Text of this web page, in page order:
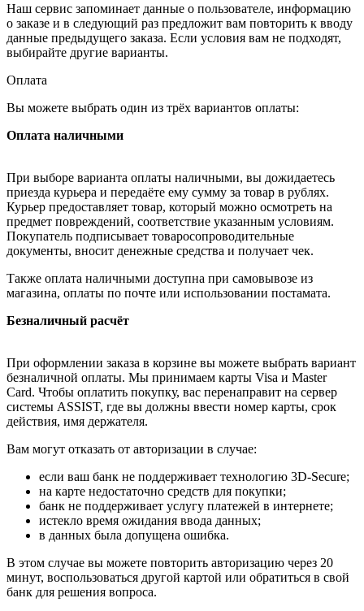
Наш сервис запоминает данные о пользователе, информацию
о заказе и в следующий раз предложит вам повторить к вводу
данные предыдущего заказа. Если условия вам не подходят,
выбирайте другие варианты.
Оплата
Вы можете выбрать один из трёх вариантов оплаты:
Оплата наличными
При выборе варианта оплаты наличными, вы дожидаетесь
приезда курьера и передаёте ему сумму за товар в рублях.
Курьер предоставляет товар, который можно осмотреть на
предмет повреждений, соответствие указанным условиям.
Покупатель подписывает товаросопроводительные
документы, вносит денежные средства и получает чек.
Также оплата наличными доступна при самовывозе из
магазина, оплаты по почте или использовании постамата.
Безналичный расчёт
При оформлении заказа в корзине вы можете выбрать вариант
безналичной оплаты. Мы принимаем карты Visa и Master
Card. Чтобы оплатить покупку, вас перенаправит на сервер
системы ASSIST, где вы должны ввести номер карты, срок
действия, имя держателя.
Вам могут отказать от авторизации в случае:
если ваш банк не поддерживает технологию 3D-Secure;
на карте недостаточно средств для покупки;
банк не поддерживает услугу платежей в интернете;
истекло время ожидания ввода данных;
в данных была допущена ошибка.
В этом случае вы можете повторить авторизацию через 20
минут, воспользоваться другой картой или обратиться в свой
банк для решения вопроса.